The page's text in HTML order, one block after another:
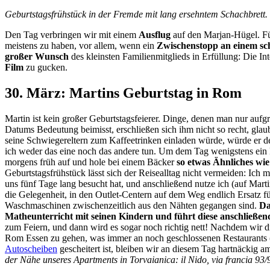
Geburtstagsfrühstück in der Fremde mit lang ersehntem Schachbrett.
Den Tag verbringen wir mit einem Ausflug auf den Marjan-Hügel.
meistens zu haben, vor allem, wenn ein Zwischenstopp an einem
großer Wunsch des kleinsten Familienmitglieds in Erfüllung: Die
Film zu gucken.
30. März: Martins Geburtstag in Rom
Martin ist kein großer Geburtstagsfeierer. Dinge, denen man nur
Datums Bedeutung beimisst, erschließen sich ihm nicht so recht,
seine Schwiegereltern zum Kaffeetrinken einladen würde, würde er
ich weder das eine noch das andere tun. Um dem Tag wenigstens
morgens früh auf und hole bei einem Bäckerso etwas Ähnliches
Geburtstagsfrühstück lässt sich der Reisealltag nicht vermeiden: Ich
uns fünf Tage lang besucht hat, und anschließend nutze ich (auf
die Gelegenheit, in den Outlet-Centern auf dem Weg endlich Ersatz
Waschmaschinen zwischenzeitlich aus den Nähten gegangen sind.
Matheunterricht mit seinen Kindern und führt diese
zum Feiern, und dann wird es sogar noch richtig nett! Nachdem wir
Rom Essen zu gehen, was immer an noch geschlossenen
Autoscheiben gescheitert ist, bleiben wir an diesem Tag hartnäckig
der Nähe unseres Apartments in Torvaianica: il Nido, via francia 93/